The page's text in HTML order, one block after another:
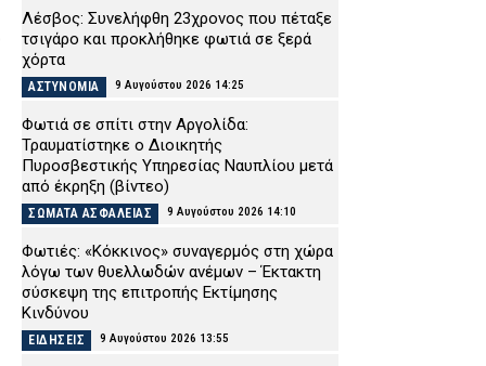
Λέσβος: Συνελήφθη 23χρονος που πέταξε
τσιγάρο και προκλήθηκε φωτιά σε ξερά
χόρτα
ΑΣΤΥΝΟΜΙΑ 9 Αυγούστου 2026 14:25
Φωτιά σε σπίτι στην Αργολίδα:
Τραυματίστηκε o Διοικητής
Πυροσβεστικής Υπηρεσίας Ναυπλίου μετά
από έκρηξη (βίντεο)
ΣΩΜΑΤΑ ΑΣΦΑΛΕΙΑΣ 9 Αυγούστου 2026 14:10
Φωτιές: «Κόκκινος» συναγερμός στη χώρα
λόγω των θυελλωδών ανέμων – Έκτακτη
σύσκεψη της επιτροπής Εκτίμησης
Κινδύνου
ΕΙΔΗΣΕΙΣ 9 Αυγούστου 2026 13:55